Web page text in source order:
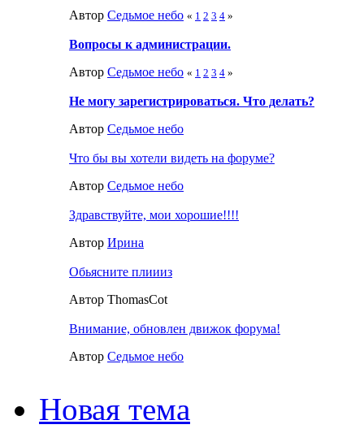
Автор Седьмое небо « 1 2 3 4 »
Вопросы к администрации.
Автор Седьмое небо « 1 2 3 4 »
Не могу зарегистрироваться. Что делать?
Автор Седьмое небо
Что бы вы хотели видеть на форуме?
Автор Седьмое небо
Здравствуйте, мои хорошие!!!!
Автор Ирина
Обьясните плиииз
Автор ThomasCot
Внимание, обновлен движок форума!
Автор Седьмое небо
Новая тема